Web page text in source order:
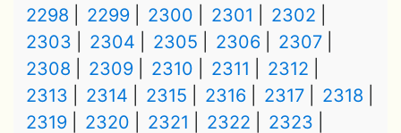
2298
2299 2300 2301
2302
2303
2304 2305 2306
2307
2308
2309 2310 2311
2312
2313
2314 2315 2316 2317
2318
2319
2320 2321 2322
2323